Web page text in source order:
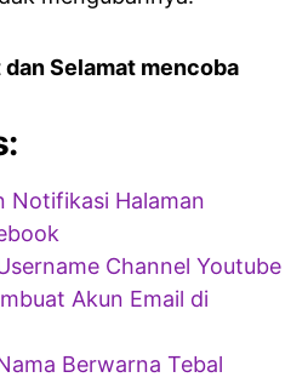
Selamat mencoba
Notifikasi Halaman
Channel Youtube
Akun Email di
Berwarna Tebal